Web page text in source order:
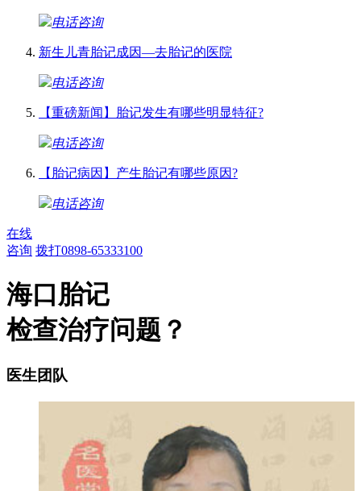
电话咨询
新生儿青胎记成因—去胎记的医院
电话咨询
【重磅新闻】胎记发生有哪些明显特征?
电话咨询
【胎记病因】产生胎记有哪些原因?
电话咨询
在线
咨询 拨打0898-65333100
海口胎记
检查治疗问题？
医生团队